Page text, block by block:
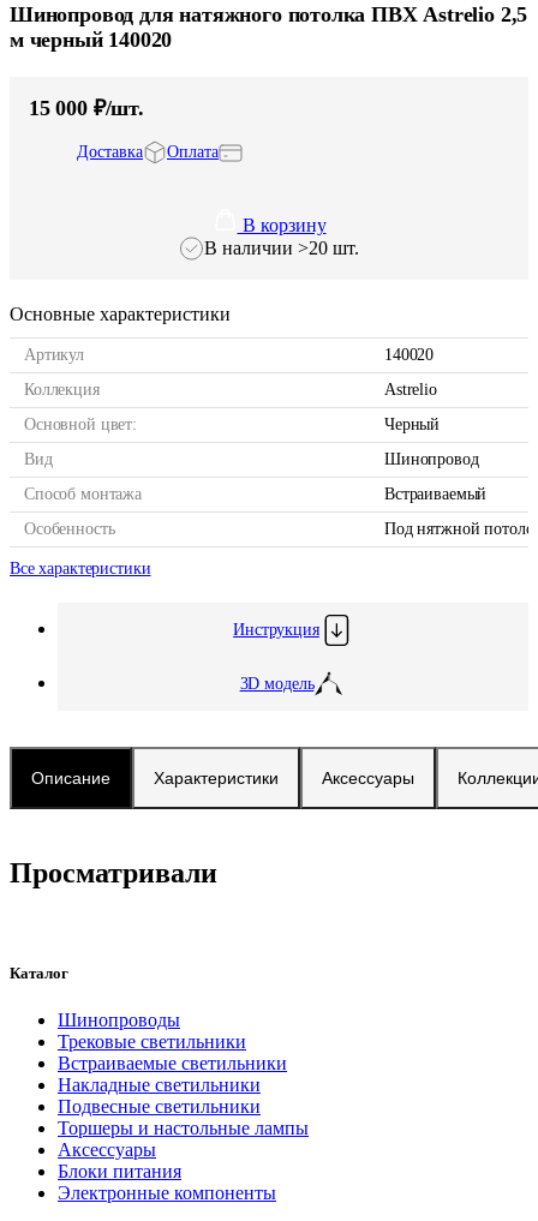
Шинопровод для натяжного потолка ПВХ Astrelio 2,5
м черный 140020
15 000 ₽/шт.
Доставка Оплата
В корзину
В наличии >20 шт.
Основные характеристики
Артикул
140020
Коллекция
Astrelio
Основной цвет:
Черный
Вид
Шинопровод
Способ монтажа
Встраиваемый
Особенность
Под нятжной
Все характеристики
Инструкция
3D модель
Описание Характеристики Аксессуары
Просматривали
Каталог
Шинопроводы
Трековые светильники
Встраиваемые светильники
Накладные светильники
Подвесные светильники
Торшеры и настольные лампы
Аксессуары
Блоки питания
Электронные компоненты